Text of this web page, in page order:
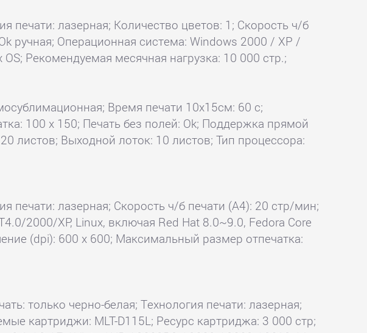
печати: лазерная; Количество цветов: 1; Скорость ч/б
ручная; Операционная система: Windows 2000 / XP /
Рекомендуемая месячная нагрузка: 10 000 стр.;
Время печати 10x15см: 60 с;
100 x 150; Печать без полей: Ok; Поддержка прямой
листов; Выходной лоток: 10 листов; Тип процессора:
печати: лазерная; Скорость ч/б печати (А4): 20 стр/мин;
2000/XP, Linux, включая Red Hat 8.0~9.0, Fedora Core
(dpi): 600 x 600; Максимальный размер отпечатка:
только черно-белая; Технология печати: лазерная;
картриджи: MLT-D115L; Ресурс картриджа: 3 000 стр;